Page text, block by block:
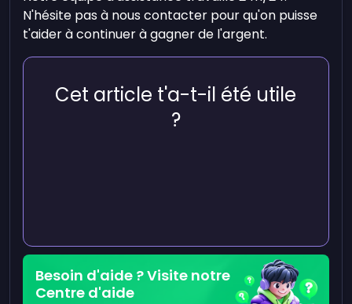
N'hésite pas à nous contacter pour qu'on puisse
t'aider à continuer à gagner de l'argent.
Cet article t'a-t-il été utile
?
Besoin d'aide ? Visite notre
Centre d'aide